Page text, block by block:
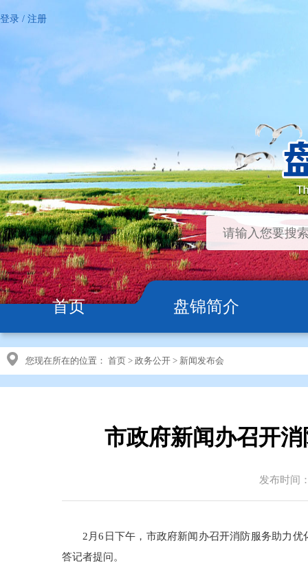
登录 / 注册
首页 盘锦简介
您现在所在的位置： 首页 > 政务公开 > 新闻发布会
市政府新闻办召开
发布时间
2月6日下午，市政府新闻办召开消防服务助力
答记者提问。